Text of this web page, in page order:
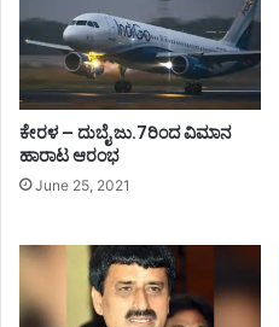
ಕೇರಳ – ದುಬೈ ಜು.7ರಿಂದ ವಿಮಾನ
ಹಾರಾಟ ಆರಂಭ
June 25, 2021